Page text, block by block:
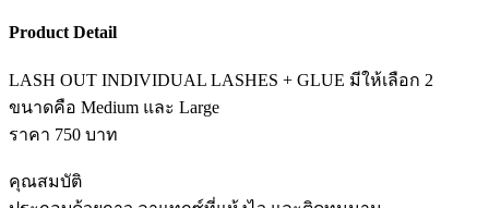
Product Detail
LASH OUT INDIVIDUAL LASHES + GLUE มีให้เลือก 2
ขนาดคือ Medium และ Large
ราคา 750 บาท
คุณสมบัติ